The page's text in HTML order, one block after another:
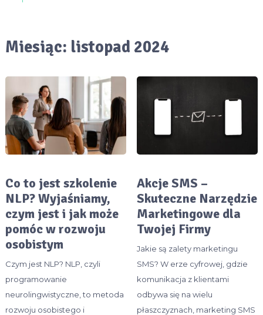
Miesiąc: listopad 2024
Co to jest szkolenie
NLP? Wyjaśniamy,
czym jest i jak może
pomóc w rozwoju
osobistym
Czym jest NLP? NLP, czyli
programowanie
neurolingwistyczne, to metoda
rozwoju osobistego i
Akcje SMS –
Skuteczne Narzędzie
Marketingowe dla
Twojej Firmy
Jakie są zalety marketingu
SMS? W erze cyfrowej, gdzie
komunikacja z klientami
odbywa się na wielu
płaszczyznach, marketing SMS